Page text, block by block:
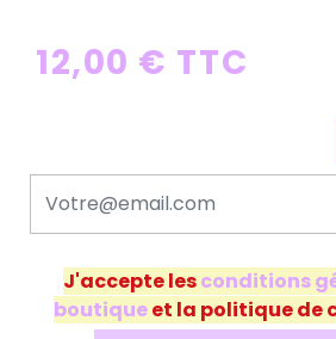
12,00 € TTC
J'accepte lesconditions
boutiqueet la politique de